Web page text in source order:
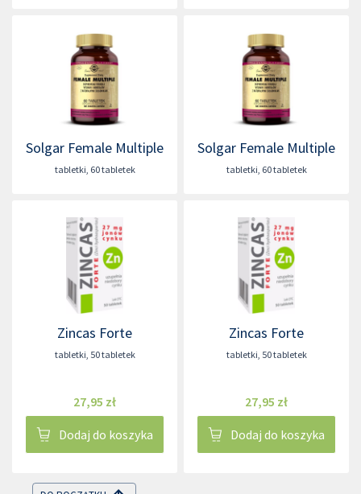
Solgar Female Multiple
tabletki, 60 tabletek
Solgar Female Multiple
tabletki, 60 tabletek
Zincas Forte
tabletki, 50 tabletek
27,95 zł
Dodaj do koszyka
Zincas Forte
tabletki, 50 tabletek
27,95 zł
Dodaj do koszyka